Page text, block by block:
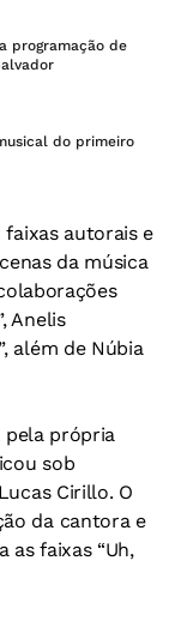
programação de
do primeiro
autorais e
da música
Anelis
além de Núbia
pela própria
sob
Cirillo. O
da cantora e
as faixas “Uh,